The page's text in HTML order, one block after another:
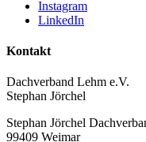
Instagram
LinkedIn
Kontakt
Dachverband Lehm e.V.
Stephan Jörchel
Stephan Jörchel
99409 Weimar